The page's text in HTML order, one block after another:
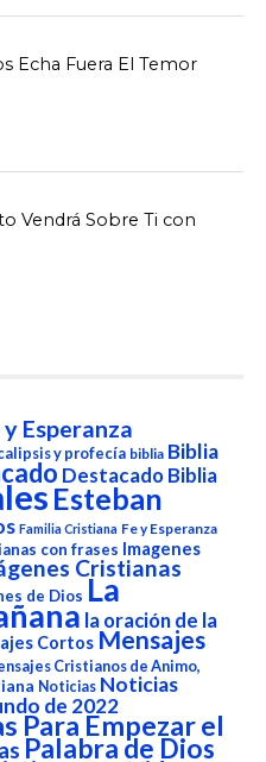
Echa Fuera El Temor
Vendrá Sobre Ti con
Esperanza
y profecía biblia Biblia
Destacado Biblia
Esteban
Familia Cristiana Fe y Esperanza
con frases Imagenes
Cristianas
de Dios La
la oración de la
Cortos Mensajes
Cristianos de Animo,
Noticias Noticias
de 2022
Para Empezar el
Palabra de Dios